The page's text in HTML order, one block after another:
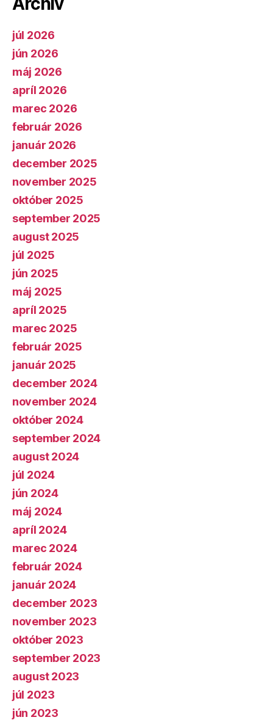
júl 2026
jún 2026
máj 2026
apríl 2026
marec 2026
február 2026
január 2026
december 2025
november 2025
október 2025
september 2025
august 2025
júl 2025
jún 2025
máj 2025
apríl 2025
marec 2025
február 2025
január 2025
december 2024
november 2024
október 2024
september 2024
august 2024
júl 2024
jún 2024
máj 2024
apríl 2024
marec 2024
február 2024
január 2024
december 2023
november 2023
október 2023
september 2023
august 2023
júl 2023
jún 2023